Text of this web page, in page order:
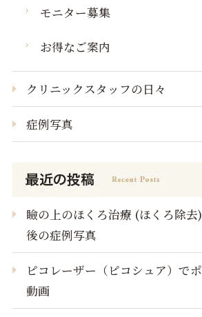
モニター募集
お得なご案内
クリニックスタッフの日々
症例写真
瞼の上のほくろ治療 (ほくろ除
後の症例写真
ピコレーザー（ピコシュア）で
動画